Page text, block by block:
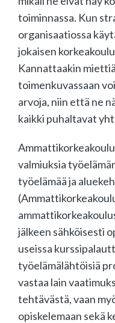
toiminnassa. Kun
organisaatiossa
jokaisen
Kannattaakin
toimenkuvassaan
arvoja, niin että ne
kaikki puhaltavat
valmiuksia
työelämää ja
jälkeen sähköisesti
useissa
työelämälähtöisiä
vastaa lain
tehtävästä, vaan
opiskelemaan sekä